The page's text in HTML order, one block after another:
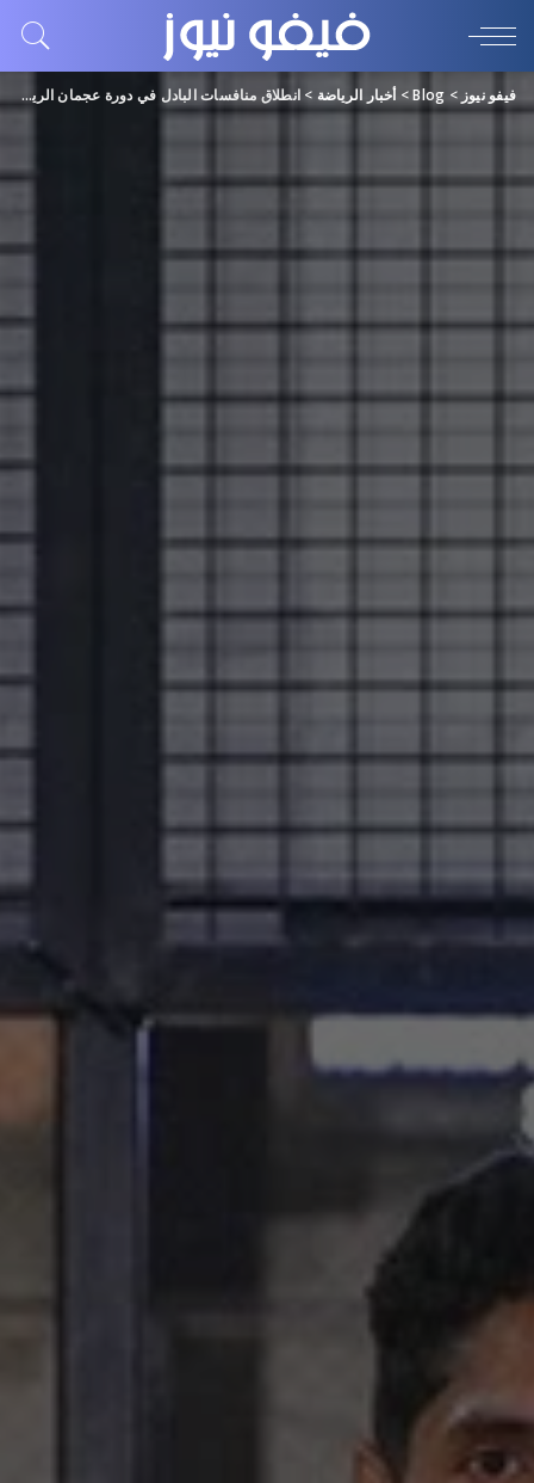
فيفو نيوز >
Blog
> أخبار الرياضة > انطلاق منافسات البادل في دورة عجمان الرياضية